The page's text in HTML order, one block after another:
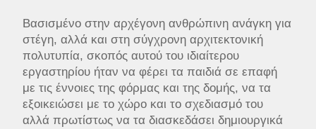
Βασισμένο στην αρχέγονη ανθρώπινη ανάγκη για
στέγη, αλλά και στη σύγχρονη αρχιτεκτονική
πολυτυπία, σκοπός αυτού του ιδιαίτερου
εργαστηρίου ήταν να φέρει τα παιδιά σε επαφή
με τις έννοιες της φόρμας και της δομής, να τα
εξοικειώσει με το χώρο και το σχεδιασμό του
αλλά πρωτίστως να τα διασκεδάσει δημιουργικά